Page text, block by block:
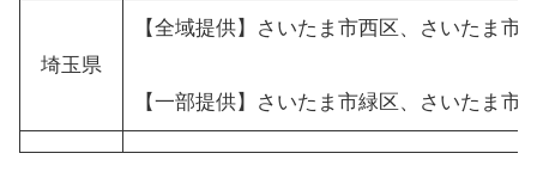
埼玉県
【全域提供】さいたま市西区、さいたま
【一部提供】さいたま市緑区、さいたま